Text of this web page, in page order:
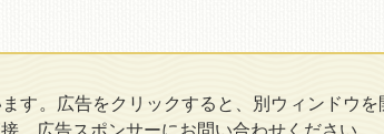
す。広告をクリックすると、別ウィンドウ
、広告スポンサーにお問い合わせください。